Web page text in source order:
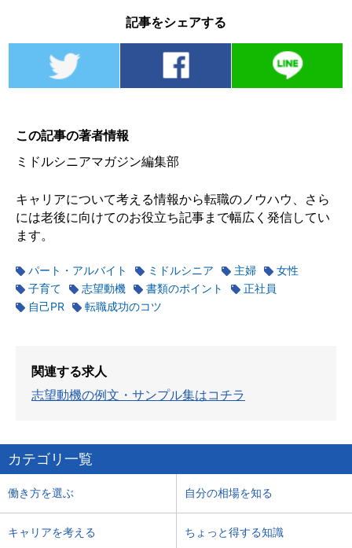
記事をシェアする
この記事の著者情報
ミドルシニアマガジン編集部
キャリアについて考える情報から転職のノウハウ、さら
には老後に向けてのお役立ち記事まで幅広く発信してい
ます。
パート・アルバイト ミドルシニア 主婦
女性
子育て
志望動機 書類のポイント
正社員
自己PR
転職成功のコツ
関連する求人
志望動機の例文・サンプル集はコチラ
カテゴリ一覧
働き方を選ぶ 自分の相場を知る
キャリアを考える ちょっと得する知識